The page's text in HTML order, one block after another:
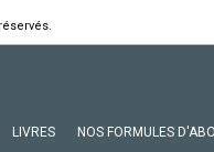
LIVRES NOS FORMULES